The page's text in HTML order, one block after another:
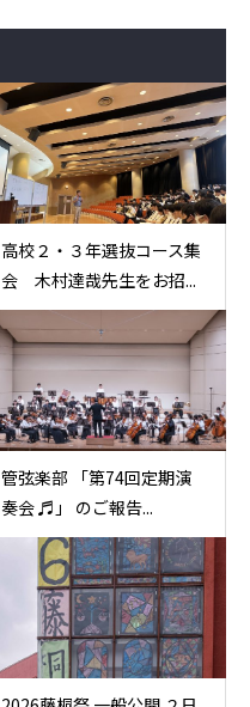
高校２・３年選抜コース集
会 木村達哉先生をお招...
管弦楽部 「第74回定期演
奏会 ♬」 のご報告...